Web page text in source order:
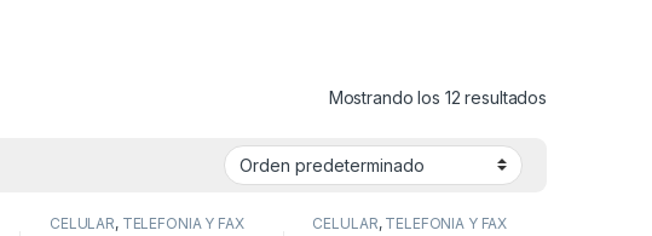
Mostrando los 12 resultados
CELULAR, TELEFONIA Y FAX CELULAR, TELEFONIA Y FAX